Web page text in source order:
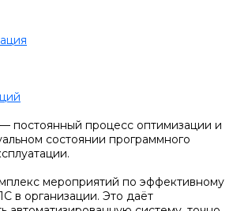
постоянный процесс оптимизации и
состоянии программного
мероприятий по эффективному
в организации. Это даёт